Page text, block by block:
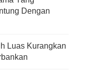
Dengan
Luas Kurangkan
Saham Sebut